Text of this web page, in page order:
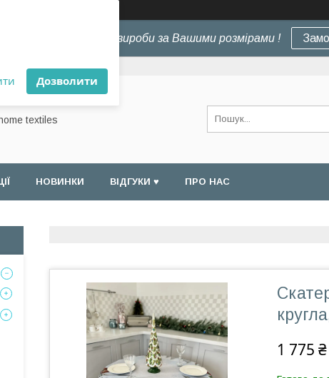
Дозволити
Шиємо вироби за Вашими розмірами !
textiles
НОВИНКИ ВІДГУКИ ♥ ПРО НАС
1 775 ₴